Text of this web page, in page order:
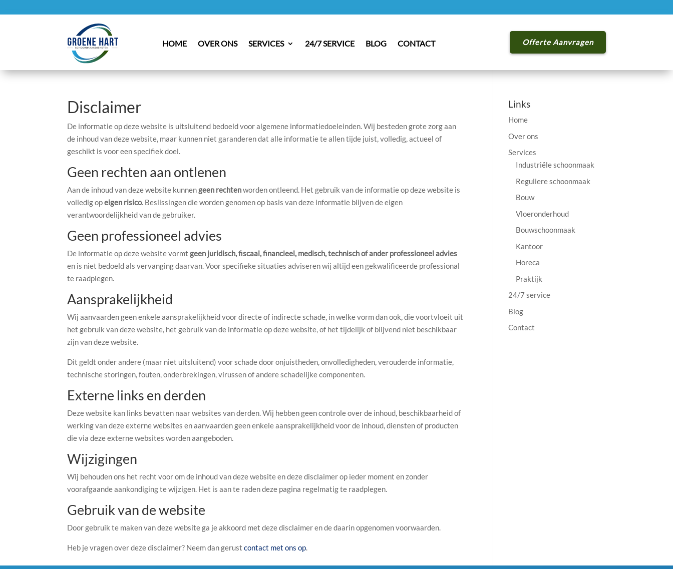
HOME OVER ONS SERVICES 24/7 SERVICE BLOG CONTACT Offerte Aanvragen
Disclaimer
De informatie op deze website is uitsluitend bedoeld voor algemene informatiedoeleinden. Wij besteden grote zorg aan
de inhoud van deze website, maar kunnen niet garanderen dat alle informatie te allen tijde juist, volledig, actueel of
geschikt is voor een specifiek doel.
Geen rechten aan ontlenen
Aan de inhoud van deze website kunnengeen rechtenworden ontleend. Het gebruik van de informatie op deze website is
volledig opeigen risico. Beslissingen die worden genomen op basis van deze informatie blijven de eigen
verantwoordelijkheid van de gebruiker.
Geen professioneel advies
De informatie op deze website vormtgeen juridisch, fiscaal, financieel, medisch, technisch of ander professioneel advies
en is niet bedoeld als vervanging daarvan. Voor specifieke situaties adviseren wij altijd een gekwalificeerde professional
te raadplegen.
Aansprakelijkheid
Wij aanvaarden geen enkele aansprakelijkheid voor directe of indirecte schade, in welke vorm dan ook, die voortvloeit uit
het gebruik van deze website, het gebruik van de informatie op deze website, of het tijdelijk of blijvend niet beschikbaar
zijn van deze website.
Dit geldt onder andere (maar niet uitsluitend) voor schade door onjuistheden, onvolledigheden, verouderde informatie,
technische storingen, fouten, onderbrekingen, virussen of andere schadelijke componenten.
Externe links en derden
Deze website kan links bevatten naar websites van derden. Wij hebben geen controle over de inhoud, beschikbaarheid of
werking van deze externe websites en aanvaarden geen enkele aansprakelijkheid voor de inhoud, diensten of producten
die via deze externe websites worden aangeboden.
Wijzigingen
Wij behouden ons het recht voor om de inhoud van deze website en deze disclaimer op ieder moment en zonder
voorafgaande aankondiging te wijzigen. Het is aan te raden deze pagina regelmatig te raadplegen.
Gebruik van de website
Door gebruik te maken van deze website ga je akkoord met deze disclaimer en de daarin opgenomen voorwaarden.
Heb je vragen over deze disclaimer? Neem dan gerustcontact met ons op.
Links
Home
Over ons
Services
Industriële schoonmaak
Reguliere schoonmaak
Bouw
Vloeronderhoud
Bouwschoonmaak
Kantoor
Horeca
Praktijk
24/7 service
Blog
Contact